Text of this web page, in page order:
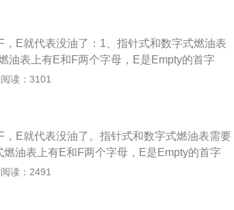
E就代表没油了：1、指针式和数字式燃油表
油表上有E和F两个字母，E是Empty的首字
母，是full的意思，指针从字母f靠近剩余油，
阅读：3101
E就代表没油了。指针式和数字式燃油表需要
油表上有E和F两个字母，E是Empty的首字
母，是full的意思，指针从字母f靠近剩余油，
阅读：2491